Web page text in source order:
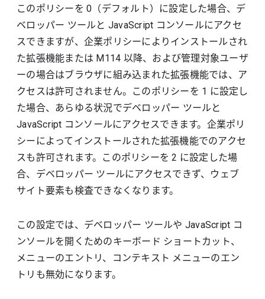
このポリシーを 0（デフォルト）に設定した場合、デ
ベロッパー ツールと JavaScript コンソールにアクセ
スできますが、企業ポリシーによりインストールされ
た拡張機能または M114 以降、および管理対象ユーザ
ーの場合はブラウザに組み込まれた拡張機能では、ア
クセスは許可されません。このポリシーを 1 に設定し
た場合、あらゆる状況でデベロッパー ツールと
JavaScript コンソールにアクセスできます。企業ポリ
シーによってインストールされた拡張機能でのアクセ
スも許可されます。このポリシーを 2 に設定した場
合、デベロッパー ツールにアクセスできず、ウェブ
サイト要素も検査できなくなります。
この設定では、デベロッパー ツールや JavaScript コ
ンソールを開くためのキーボード ショートカット、
メニューのエントリ、コンテキスト メニューのエン
トリも無効になります。